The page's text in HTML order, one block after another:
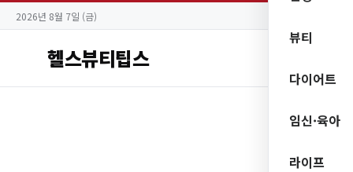
2026년 8월 7일 (금)
헬스뷰티팁스
뷰티
다이어트
임신·육아
라이프